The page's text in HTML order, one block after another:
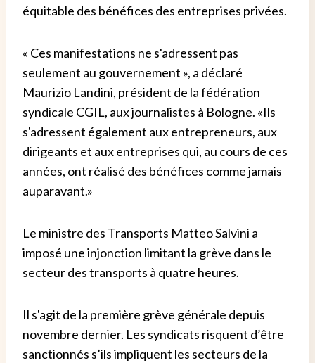
équitable des bénéfices des entreprises privées.
« Ces manifestations ne s'adressent pas
seulement au gouvernement », a déclaré
Maurizio Landini, président de la fédération
syndicale CGIL, aux journalistes à Bologne. «Ils
s'adressent également aux entrepreneurs, aux
dirigeants et aux entreprises qui, au cours de ces
années, ont réalisé des bénéfices comme jamais
auparavant.»
Le ministre des Transports Matteo Salvini a
imposé une injonction limitant la grève dans le
secteur des transports à quatre heures.
Il s'agit de la première grève générale depuis
novembre dernier. Les syndicats risquent d’être
sanctionnés s’ils impliquent les secteurs de la